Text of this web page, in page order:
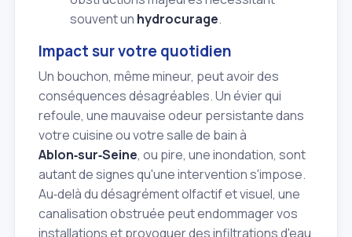
souvent un hydrocurage.
Impact sur votre quotidien
Un bouchon, même mineur, peut avoir des
conséquences désagréables. Un évier qui
refoule, une mauvaise odeur persistante dans
votre cuisine ou votre salle de bain à
Ablon‑sur‑Seine, ou pire, une inondation, sont
autant de signes qu'une intervention s'impose.
Au‑delà du désagrément olfactif et visuel, une
canalisation obstruée peut endommager vos
installations et provoquer des infiltrations d'eau